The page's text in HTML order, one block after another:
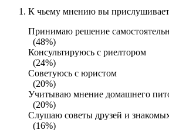
К чьему мнению вы
Принимаю решение
(48%)
Консультируюсь с риелтором
(24%)
Советуюсь с юристом
(20%)
Учитываю мнение домашнего
(20%)
Слушаю советы друзей и
(16%)